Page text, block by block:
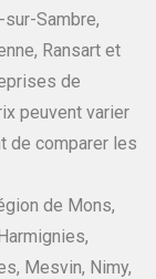
Sambre,
Ransart et
de
peuvent varier
de comparer les
de Mons,
Mesvin, Nimy,